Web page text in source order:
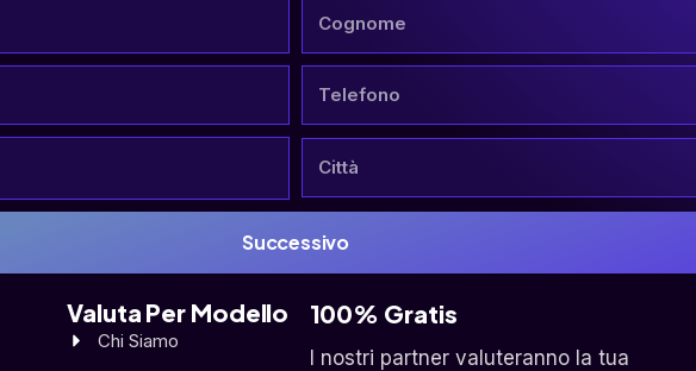
Successivo
Valuta Per Modello
Chi Siamo
100% Gratis
I nostri partner valuteranno la tua